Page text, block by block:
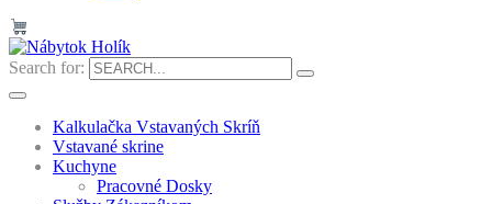
Search for:
Kalkulačka Vstavaných Skríň
Vstavané skrine
Kuchyne
Pracovné Dosky